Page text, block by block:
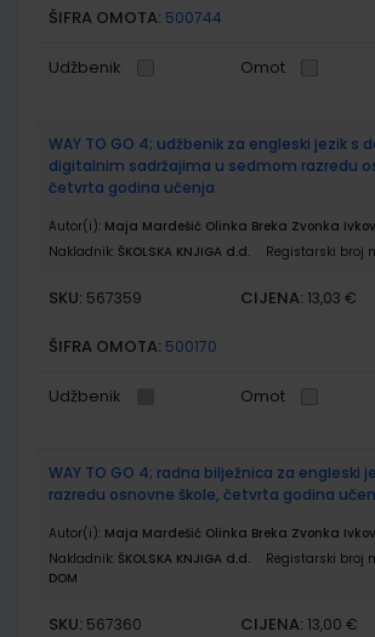
ŠIFRA OMOTA: 500744
Udžbenik Omot
WAY TO GO 4; udžbenik za engleski jezik s
digitalnim sadržajima u sedmom razredu
četvrta godina učenja
Autor(i): Maja Mardešić Olinka Breka Zvonka
Nakladnik: ŠKOLSKA KNJIGA d.d. Registarski broj
SKU: 567359 CIJENA: 13,03 €
ŠIFRA OMOTA: 500170
Udžbenik Omot
WAY TO GO 4; radna bilježnica za engleski
razredu osnovne škole, četvrta godina
Autor(i): Maja Mardešić Olinka Breka Zvonka
Nakladnik: ŠKOLSKA KNJIGA d.d. Registarski broj
DOM
SKU: 567360 CIJENA: 13,00 €